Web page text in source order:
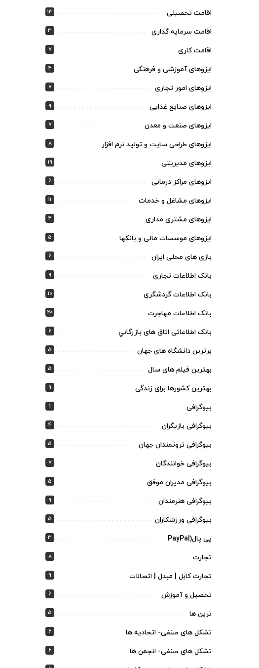
اقامت تحصیلی 13
اقامت سرمایه گذاری 3
اقامت کاری 7
ایزوهای آموزشی و فرهنگی 4
ایزوهای امور تجاری 7
ایزوهای صنایع غذایی 9
ایزوهای صنعت و معدن 7
ایزوهای طراحی سایت و تولید نرم افزار 8
ایزوهای مدیریتی 19
ایزوهای مراکز درمانی 6
ایزوهای مشاغل و خدمات 11
ایزوهای مشتری مداری 4
ایزوهای موسسات مالی و بانکها 5
بازی های محلی ایران 6
بانک اطلاعات تجاری 9
بانک اطلاعات گردشگری 10
بانک اطلاعات مهاجرت 20
بانک اطلاعاتی اتاق های بازرگاني 6
برترین دانشگاه های جهان 5
بهترین فیلم های سال 5
بهترین کشورها برای زندگی 9
بیوگرافی 1
بیوگرافی بازیگران 4
بیوگرافی ثروتمندان جهان 5
بیوگرافی خوانندگان 7
بیوگرافی مدیران موفق 5
بیوگرافی هنرمندان 9
بیوگرافی ورزشکاران 5
پی پال(PayPal 3
تجارت 8
تجارت کابل | مبدل | اتصالات 9
تحصیل و آموزش 6
ترین ها 5
تشکل های صنفی- اتحادیه ها 6
تشکل های صنفی- انجمن ها 6